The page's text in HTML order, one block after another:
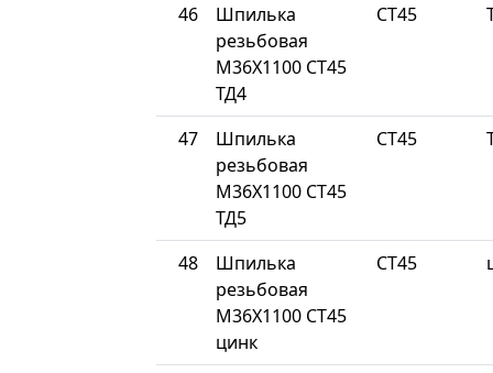
46
Шпилька
резьбовая
М36Х1100 СТ45
ТД4
СТ45
47
Шпилька
резьбовая
М36Х1100 СТ45
ТД5
СТ45
48
Шпилька
резьбовая
М36Х1100 СТ45
цинк
СТ45